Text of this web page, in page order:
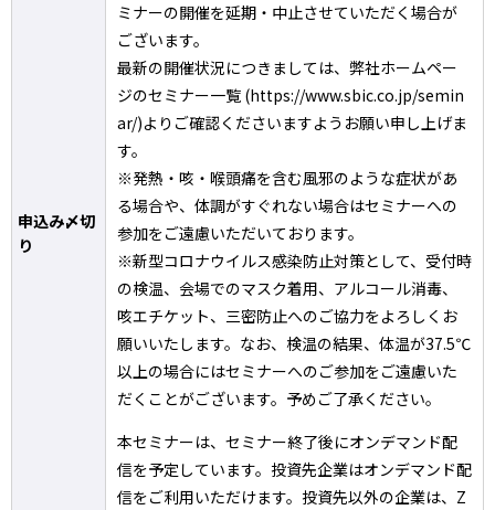
申込み〆切
り
ミナーの開催を延期・中止させていただく場合が
ございます。
最新の開催状況につきましては、弊社ホームペー
ジのセミナー一覧 (https://www.sbic.co.jp/semin
ar/)よりご確認くださいますようお願い申し上げま
す。
※発熱・咳・喉頭痛を含む風邪のような症状があ
る場合や、体調がすぐれない場合はセミナーへの
参加をご遠慮いただいております。
※新型コロナウイルス感染防止対策として、受付時
の検温、会場でのマスク着用、アルコール消毒、
咳エチケット、三密防止へのご協力をよろしくお
願いいたします。なお、検温の結果、体温が37.5℃
以上の場合にはセミナーへのご参加をご遠慮いた
だくことがございます。予めご了承ください。
本セミナーは、セミナー終了後にオンデマンド配
信を予定しています。投資先企業はオンデマンド配
信をご利用いただけます。投資先以外の企業は、Z